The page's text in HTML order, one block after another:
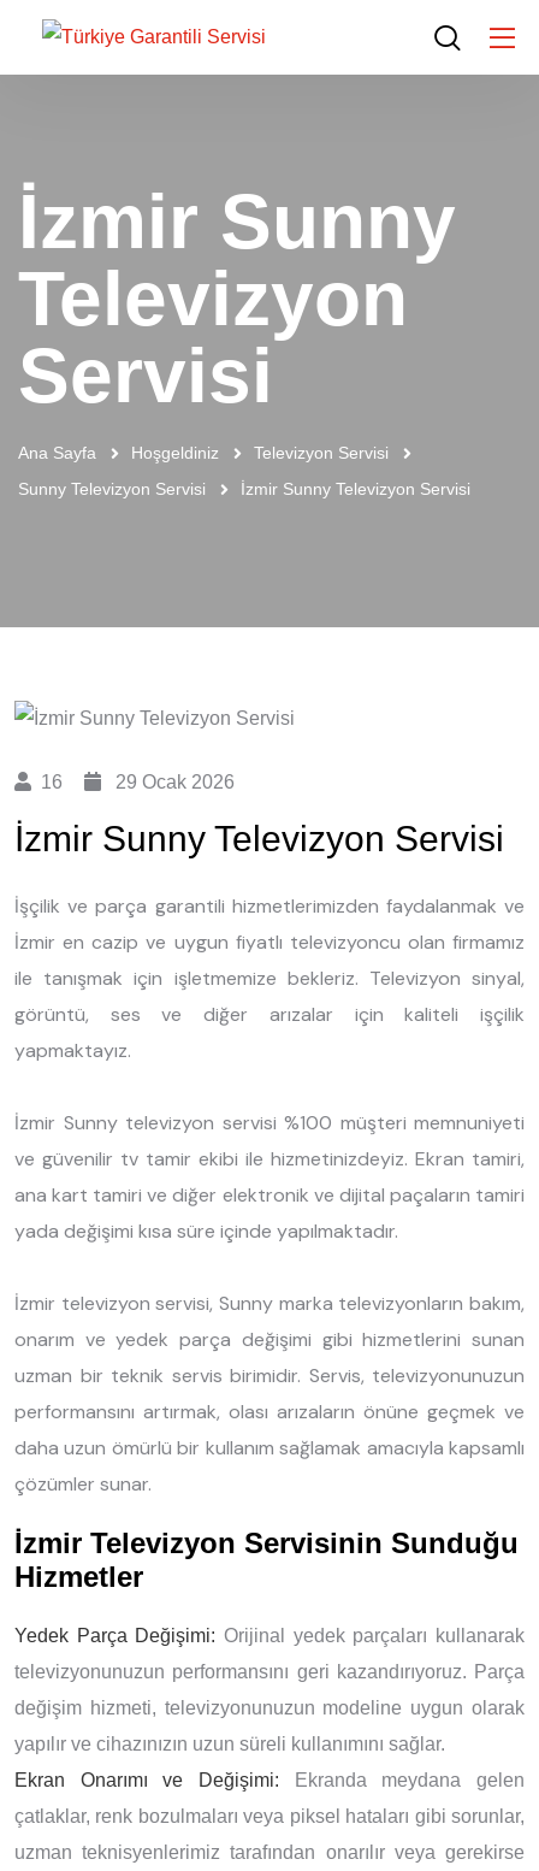
İzmir Sunny
Televizyon
Servisi
Ana Sayfa Hoşgeldiniz
Televizyon Servisi
Sunny Televizyon Servisi
İzmir Sunny Televizyon Servisi
16 29 Ocak 2026
İzmir Sunny Televizyon Servisi
İşçilik ve parça garantili hizmetlerimizden faydalanmak ve
İzmir en cazip ve uygun fiyatlı televizyoncu olan firmamız
ile tanışmak için işletmemize bekleriz. Televizyon sinyal,
görüntü, ses ve diğer arızalar için kaliteli işçilik
yapmaktayız.
İzmir Sunny televizyon servisi %100 müşteri memnuniyeti
ve güvenilir tv tamir ekibi ile hizmetinizdeyiz. Ekran tamiri,
ana kart tamiri ve diğer elektronik ve dijital paçaların tamiri
yada değişimi kısa süre içinde yapılmaktadır.
İzmir televizyon servisi, Sunny marka televizyonların bakım,
onarım ve yedek parça değişimi gibi hizmetlerini sunan
uzman bir teknik servis birimidir. Servis, televizyonunuzun
performansını artırmak, olası arızaların önüne geçmek ve
daha uzun ömürlü bir kullanım sağlamak amacıyla kapsamlı
çözümler sunar.
İzmir Televizyon Servisinin Sunduğu
Hizmetler
Yedek Parça Değişimi: Orijinal yedek parçaları kullanarak
televizyonunuzun performansını geri kazandırıyoruz. Parça
değişim hizmeti, televizyonunuzun modeline uygun olarak
yapılır ve cihazınızın uzun süreli kullanımını sağlar.
Ekran Onarımı ve Değişimi: Ekranda meydana gelen
çatlaklar, renk bozulmaları veya piksel hataları gibi sorunlar,
uzman teknisyenlerimiz tarafından onarılır veya gerekirse